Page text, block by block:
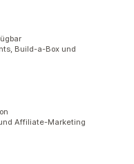
Build-a-Box und
Affiliate-Marketing